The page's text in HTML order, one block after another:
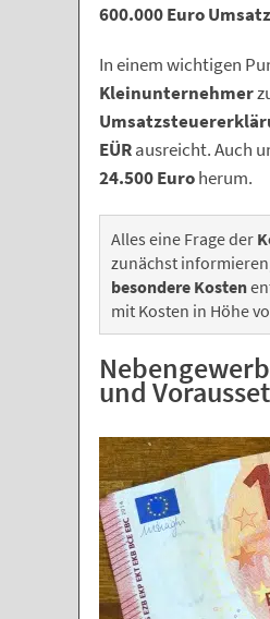
600.000 Euro Umsatz
In einem wichtigen
Kleinunternehmer
EÜRausreicht. Auch
24.500 Euroherum.
Alles eine Frage der
zunächst
besondere Kosten
mit Kosten in Höhe
und